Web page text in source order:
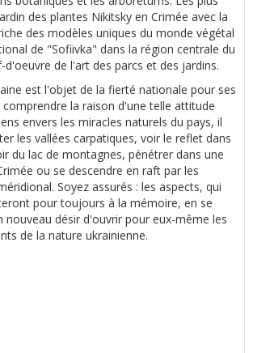
des plantes Nikitsky en Crimée avec la
des modèles uniques du monde végétal
de "Sofiivka" dans la région centrale du
d'oeuvre de l'art des parcs et des jardins.
est l'objet de la fierté nationale pour ses
la raison d'une telle attitude
envers les miracles naturels du pays, il
les vallées carpatiques, voir le reflet dans
du lac de montagnes, pénétrer dans une
ou se descendre en raft par les
Soyez assurés : les aspects, qui
pour toujours à la mémoire, en se
désir d'ouvrir pour eux-même les
de la nature ukrainienne.